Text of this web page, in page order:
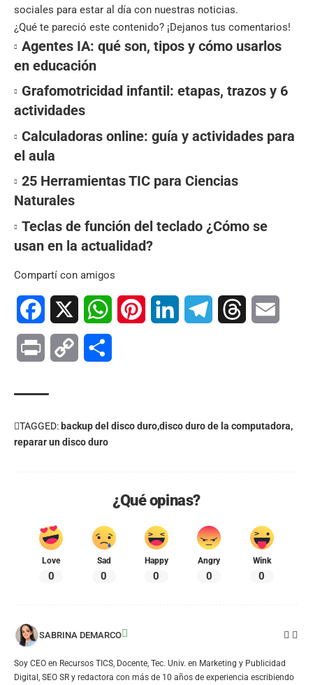
sociales para estar al día con nuestras noticias.
¿Qué te pareció este contenido? ¡Dejanos tus comentarios!
Agentes IA: qué son, tipos y cómo usarlos
en educación
Grafomotricidad infantil: etapas, trazos y 6
actividades
Calculadoras online: guía y actividades para
el aula
25 Herramientas TIC para Ciencias
Naturales
Teclas de función del teclado ¿Cómo se
usan en la actualidad?
Compartí con amigos
Facebook WhatsAppPinterest LinkedIn TelegramThreads
Print Copy
TAGGED: backup del disco durodisco duro de la computadora
reparar un disco duro
¿Qué opinas?
Love
0
Sad
0
Happy
0
Angry
0
Wink
0
SABRINA DEMARCO
Soy CEO en Recursos TICS, Docente, Tec. Univ. en Marketing y Publicidad
Digital, SEO SR y redactora con más de 10 años de experiencia escribiendo